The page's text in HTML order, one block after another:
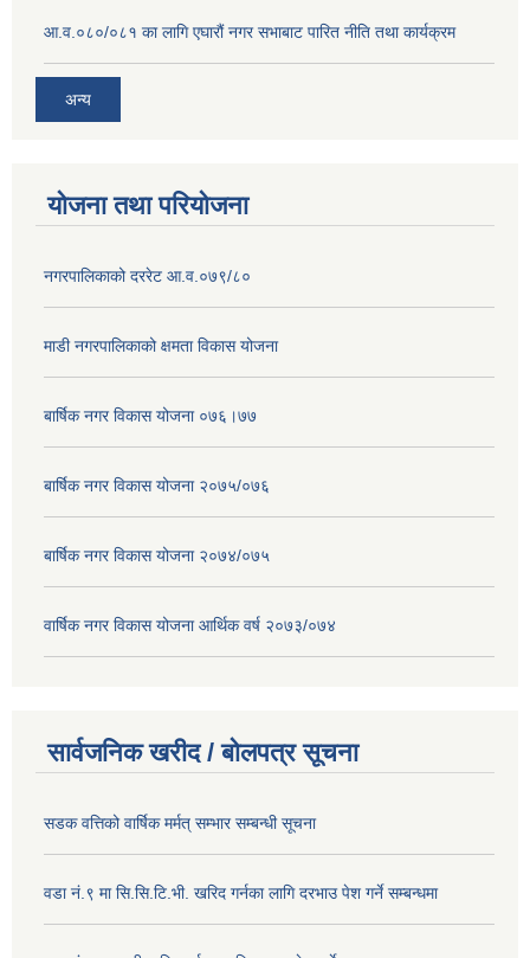
आ.व.०८०/०८१ का लागि एघारौं नगर सभाबाट पारित नीति तथा कार्यक्रम
अन्य
योजना तथा परियोजना
नगरपालिकाको दररेट आ.व.०७९/८०
माडी नगरपालिकाको क्षमता विकास योजना
बार्षिक नगर विकास योजना ०७६।७७
बार्षिक नगर विकास योजना २०७५/०७६
बार्षिक नगर विकास योजना २०७४/०७५
वार्षिक नगर विकास योजना आर्थिक वर्ष २०७३/०७४
सार्वजनिक खरीद / बोलपत्र सूचना
सडक वत्तिको वार्षिक मर्मत् सम्भार सम्बन्धी सूचना
वडा नं.९ मा सि.सि.टि.भी. खरिद गर्नका लागि दरभाउ पेश गर्ने सम्बन्धमा